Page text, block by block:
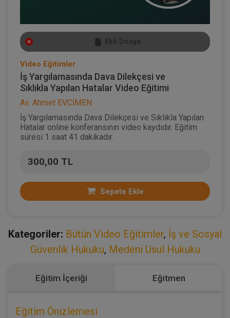
Ekli Dosya
Video Eğitimler
İş Yargılamasında Dava Dilekçesi ve
Sıklıkla Yapılan Hatalar Video Eğitimi
Av. Ahmet EVCİMEN
İş Yargılamasında Dava Dilekçesi ve Sıklıkla Yapılan
Hatalar online konferansının video kaydıdır. Eğitim
süresi 1 saat 41 dakikadır.
300,00 TL
Sepete Ekle
Kategoriler: Bütün Video Eğitimler, İş ve Sosyal
Güvenlik Hukuku, Medeni Usul Hukuku
Eğitim İçeriği Eğitmen
Eğitim Önizlemesi